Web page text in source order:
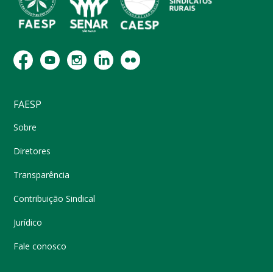
FAESP
Sobre
Diretores
Transparência
Contribuição Sindical
Jurídico
Fale conosco